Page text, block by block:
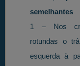
semelhantes
1 – Nos
rotundas o
esquerda à